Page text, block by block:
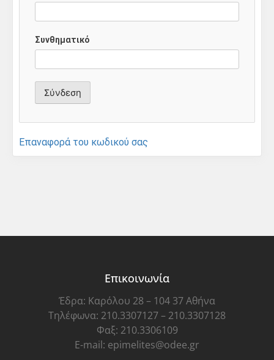
Συνθηματικό
Επαναφορά του κωδικού σας
Επικοινωνία
Έδρα: Καρόλου 28 – 104 37 Αθήνα
Τηλέφωνα: 210.3307127 – 210.3307128
Φαξ: 210.3306109
E-mail: epimelites@odee.gr